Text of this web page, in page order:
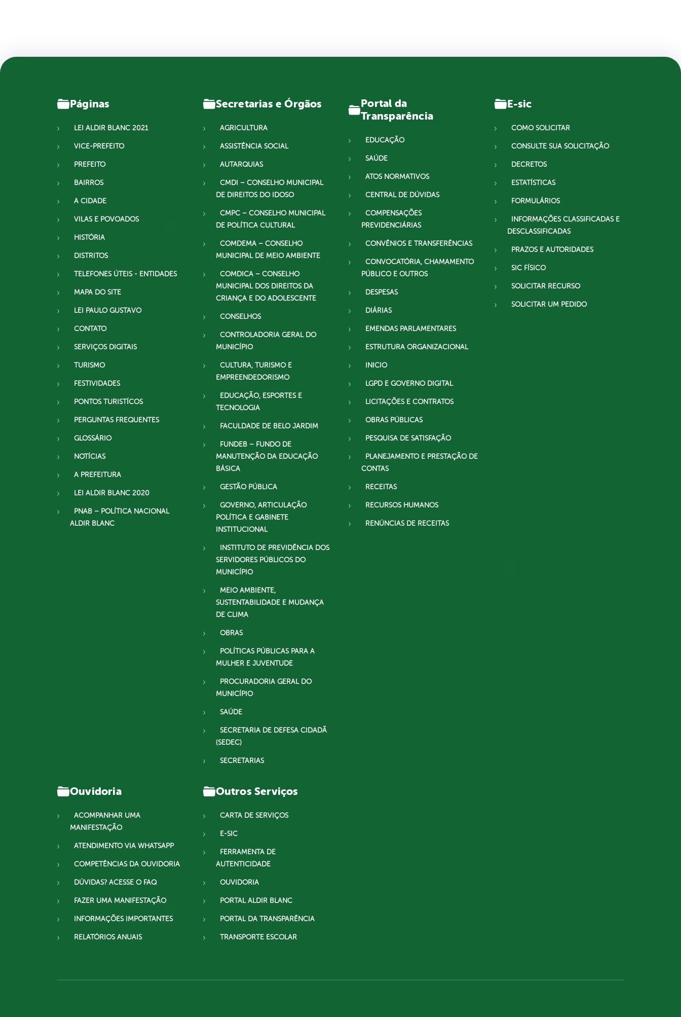
Páginas
LEI ALDIR BLANC 2021
VICE-PREFEITO
PREFEITO
BAIRROS
A CIDADE
VILAS E POVOADOS
HISTÓRIA
DISTRITOS
TELEFONES ÚTEIS - ENTIDADES
MAPA DO SITE
LEI PAULO GUSTAVO
CONTATO
SERVIÇOS DIGITAIS
TURISMO
FESTIVIDADES
PONTOS TURISTÍCOS
PERGUNTAS FREQUENTES
GLOSSÁRIO
NOTÍCIAS
A PREFEITURA
LEI ALDIR BLANC 2020
PNAB – POLÍTICA NACIONAL
ALDIR BLANC
Secretarias e Órgãos
AGRICULTURA
ASSISTÊNCIA SOCIAL
AUTARQUIAS
CMDI – CONSELHO MUNICIPAL
DE DIREITOS DO IDOSO
CMPC – CONSELHO MUNICIPAL
DE POLÍTICA CULTURAL
COMDEMA – CONSELHO
MUNICIPAL DE MEIO AMBIENTE
COMDICA – CONSELHO
MUNICIPAL DOS DIREITOS DA
CRIANÇA E DO ADOLESCENTE
CONSELHOS
CONTROLADORIA GERAL DO
MUNICÍPIO
CULTURA, TURISMO E
EMPREENDEDORISMO
EDUCAÇÃO, ESPORTES E
TECNOLOGIA
FACULDADE DE BELO JARDIM
FUNDEB – FUNDO DE
MANUTENÇÃO DA EDUCAÇÃO
BÁSICA
GESTÃO PÚBLICA
GOVERNO, ARTICULAÇÃO
POLÍTICA E GABINETE
INSTITUCIONAL
INSTITUTO DE PREVIDÊNCIA DOS
SERVIDORES PÚBLICOS DO
MUNICÍPIO
MEIO AMBIENTE,
SUSTENTABILIDADE E MUDANÇA
DE CLIMA
OBRAS
POLÍTICAS PÚBLICAS PARA A
MULHER E JUVENTUDE
PROCURADORIA GERAL DO
MUNICÍPIO
SAÚDE
SECRETARIA DE DEFESA CIDADÃ
(SEDEC)
SECRETARIAS
Portal da
Transparência
EDUCAÇÃO
SAÚDE
ATOS NORMATIVOS
CENTRAL DE DÚVIDAS
COMPENSAÇÕES
PREVIDENCIÁRIAS
CONVÊNIOS E TRANSFERÊNCIAS
CONVOCATÓRIA, CHAMAMENTO
PÚBLICO E OUTROS
DESPESAS
DIÁRIAS
EMENDAS PARLAMENTARES
ESTRUTURA ORGANIZACIONAL
INICIO
LGPD E GOVERNO DIGITAL
LICITAÇÕES E CONTRATOS
OBRAS PÚBLICAS
PESQUISA DE SATISFAÇÃO
PLANEJAMENTO E PRESTAÇÃO DE
CONTAS
RECEITAS
RECURSOS HUMANOS
RENÚNCIAS DE RECEITAS
E-sic
COMO SOLICITAR
CONSULTE SUA SOLICITAÇÃO
DECRETOS
ESTATÍSTICAS
FORMULÁRIOS
INFORMAÇÕES CLASSIFICADAS E
DESCLASSIFICADAS
PRAZOS E AUTORIDADES
SIC FÍSICO
SOLICITAR RECURSO
SOLICITAR UM PEDIDO
Ouvidoria
ACOMPANHAR UMA
MANIFESTAÇÃO
ATENDIMENTO VIA WHATSAPP
COMPETÊNCIAS DA OUVIDORIA
DÚVIDAS? ACESSE O FAQ
FAZER UMA MANIFESTAÇÃO
INFORMAÇÕES IMPORTANTES
RELATÓRIOS ANUAIS
Outros Serviços
CARTA DE SERVIÇOS
E-SIC
FERRAMENTA DE
AUTENTICIDADE
OUVIDORIA
PORTAL ALDIR BLANC
PORTAL DA TRANSPARÊNCIA
TRANSPORTE ESCOLAR